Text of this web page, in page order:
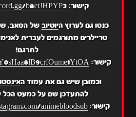
קישור:b8etJHPYP3
כנסו גם לערוץ היוטיובשל הסאב,
טריילרים מתורגמים לעברית
לתרגם!
קישור:
וכמובן שיש גם את עמוד ה
להתעדכן שם על כמעט הכל
קישור:animebloodsub/